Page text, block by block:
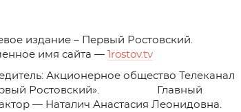
издание – Первый Ростовский.
имя сайта —
1rostov.tv
Акционерное общество Телеканал
Ростовский». Главный
— Наталич Анастасия Леонидовна.